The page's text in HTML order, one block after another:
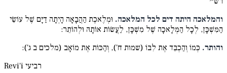
והמלאכה היתה דים לכל המלאכה. וּמְלֶאכֶת הַהֲבָאָה הָיְתָה דַיָּם שֶׁל עוֹשֵׂי
הַמִּשְׁכָּן, לְכָל הַמְּלָאכָה שֶׁל מִשְׁכָּן, לַעֲשׂוֹת אוֹתָהּ וּלְהוֹתֵר:
והותר. כְּמוֹ וְהַכְבֵּד אֶת לִבּוֹ (שמות ח'), וְהַכּוֹת אֶת מוֹאָב (מלכים ב ג'):
Revi'i רביעי